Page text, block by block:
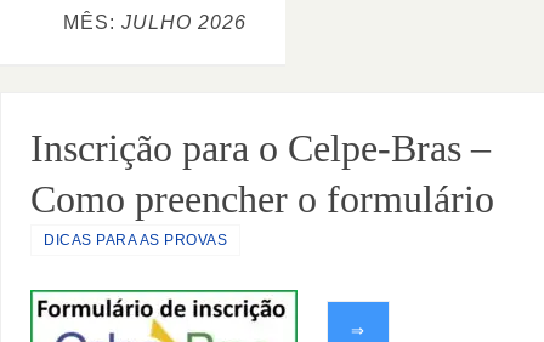
MÊS: JULHO 2026
Inscrição para o Celpe-Bras –
Como preencher o formulário
DICAS PARA AS PROVAS
⇒